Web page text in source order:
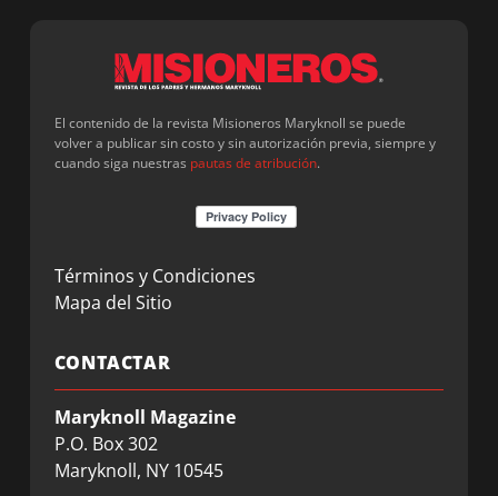
El contenido de la revista Misioneros Maryknoll se puede
volver a publicar sin costo y sin autorización previa, siempre y
cuando siga nuestras pautas de atribución.
Términos y Condiciones
Mapa del Sitio
CONTACTAR
Maryknoll Magazine
P.O. Box 302
Maryknoll, NY 10545